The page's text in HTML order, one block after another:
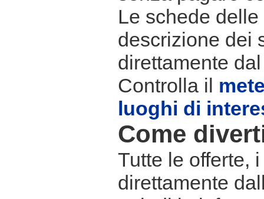
Le schede
descrizione dei
direttamente
Controlla il
luoghi di
Come
Tutte le offerte,
direttamente